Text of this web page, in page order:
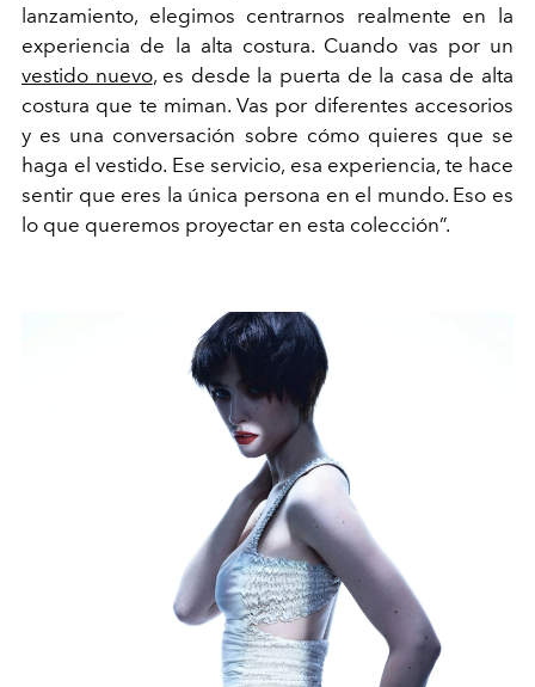
lanzamiento, elegimos centrarnos realmente en la
experiencia de la alta costura. Cuando vas por un
vestido nuevo, es desde la puerta de la casa de alta
costura que te miman. Vas por diferentes accesorios
y es una conversación sobre cómo quieres que se
haga el vestido. Ese servicio, esa experiencia, te hace
sentir que eres la única persona en el mundo. Eso es
lo que queremos proyectar en esta colección”.